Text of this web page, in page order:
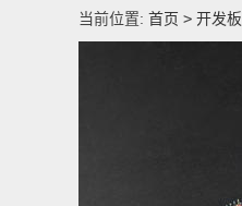
当前位置: 首页 > 开发板